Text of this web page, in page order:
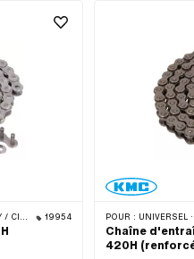
BYE BIKE 19954 POUR : UNIVERSEL
Chaîne
420H